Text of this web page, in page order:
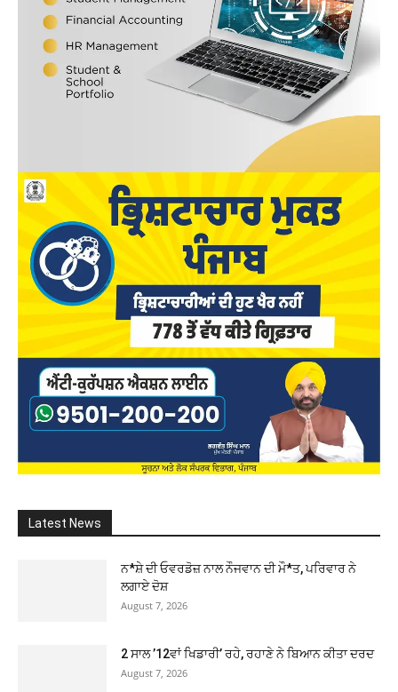
Latest News
ਨ*ਸ਼ੇ ਦੀ ਓਵਰਡੋਜ਼ ਨਾਲ ਨੌਜਵਾਨ ਦੀ ਮੌ*ਤ, ਪਰਿਵਾਰ ਨੇ
ਲਗਾਏ ਦੋਸ਼
August 7, 2026
2 ਸਾਲ ’12ਵਾਂ ਖਿਡਾਰੀ’ ਰਹੇ, ਰਹਾਣੇ ਨੇ ਬਿਆਨ ਕੀਤਾ ਦਰਦ
August 7, 2026